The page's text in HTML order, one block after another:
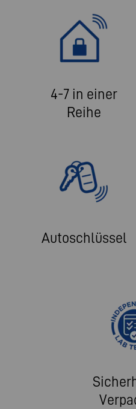
4-7 in einer
Reihe
Autoschlüssel